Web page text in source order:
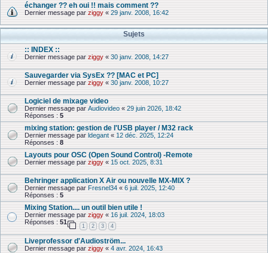
échanger ?? eh oui !! mais comment ??
Dernier message par ziggy « 29 janv. 2008, 16:42
Sujets
:: INDEX ::
Dernier message par ziggy « 30 janv. 2008, 14:27
Sauvegarder via SysEx ?? [MAC et PC]
Dernier message par ziggy « 30 janv. 2008, 10:27
Logiciel de mixage video
Dernier message par Audiovideo « 29 juin 2026, 18:42
Réponses : 5
mixing station: gestion de l'USB player / M32 rack
Dernier message par ldegant « 12 déc. 2025, 12:24
Réponses : 8
Layouts pour OSC (Open Sound Control) -Remote
Dernier message par ziggy « 15 oct. 2025, 8:31
Behringer application X Air ou nouvelle MX-MIX ?
Dernier message par Fresnel34 « 6 juil. 2025, 12:40
Réponses : 5
Mixing Station.... un outil bien utile !
Dernier message par ziggy « 16 juil. 2024, 18:03
Réponses : 51
1 2 3 4
Liveprofessor d'Audioström...
Dernier message par ziggy « 4 avr. 2024, 16:43